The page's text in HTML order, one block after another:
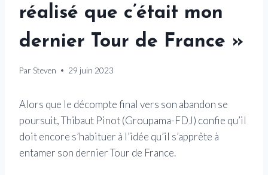
réalisé que c’était mon
dernier Tour de France »
Par Steven 29 juin 2023
Alors que le décompte final vers son abandon se
poursuit, Thibaut Pinot (Groupama-FDJ) confie qu’il
doit encore s’habituer à l’idée qu’il s’apprête à
entamer son dernier Tour de France.